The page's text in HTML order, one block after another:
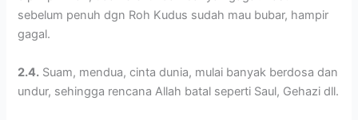
sebelum penuh dgn Roh Kudus sudah mau bubar, hampir
gagal.
2.4. Suam, mendua, cinta dunia, mulai banyak berdosa dan
undur, sehingga rencana Allah batal seperti Saul, Gehazi dll.